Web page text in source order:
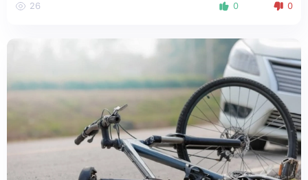
26 0 0